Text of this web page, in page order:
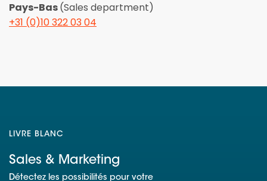
Pays-Bas(Sales department)
+31 (0)10 322 03 04
LIVRE BLANC
Sales & Marketing
Détectez les possibilités pour votre